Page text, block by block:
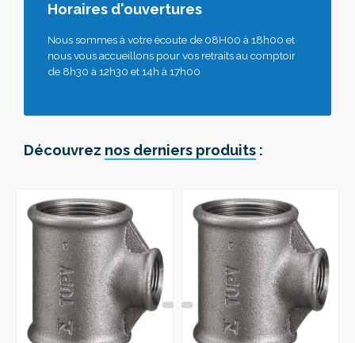
Horaires d'ouvertures
Nous sommes à votre écoute de 08H00 à 18h00 et
nous vous accueillons pour vos retraits au comptoir
de 8h30 à 12h30 et 14h à 17h00
Découvrez nos derniers produits :